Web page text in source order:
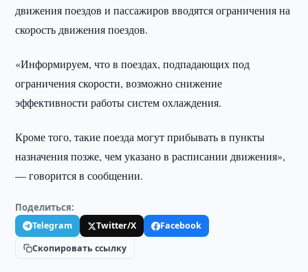
движения поездов и пассажиров вводятся ограничения на
скорость движения поездов.
«Информируем, что в поездах, подпадающих под
ограничения скорости, возможно снижение
эффективности работы систем охлаждения.
Кроме того, такие поезда могут прибывать в пункты
назначения позже, чем указано в расписании движения»,
— говорится в сообщении.
Поделиться:
Telegram Twitter/X
Facebook
Скопировать ссылку